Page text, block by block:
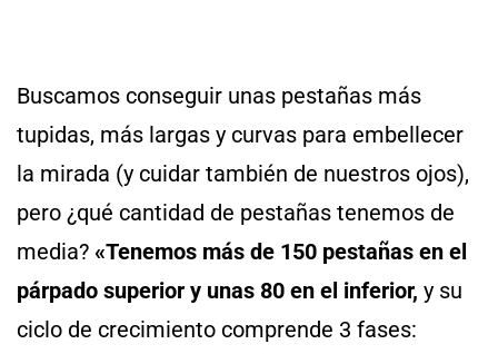
Buscamos conseguir unas pestañas más
tupidas, más largas y curvas para embellecer
la mirada (y cuidar también de nuestros ojos),
pero ¿qué cantidad de pestañas tenemos de
media? «Tenemos más de 150 pestañas en el
párpado superior y unas 80 en el inferior, y su
ciclo de crecimiento comprende 3 fases: